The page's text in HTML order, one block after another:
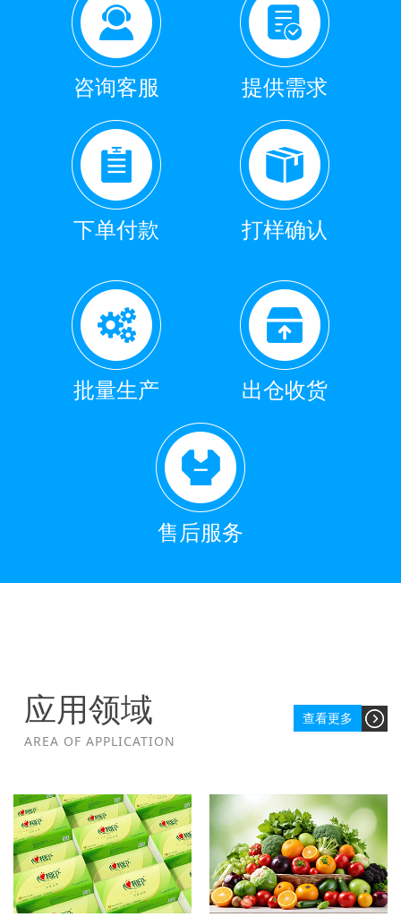
咨询客服 提供需求
下单付款 打样确认
批量生产 出仓收货
售后服务
应用领域
AREA OF APPLICATION
查看更多